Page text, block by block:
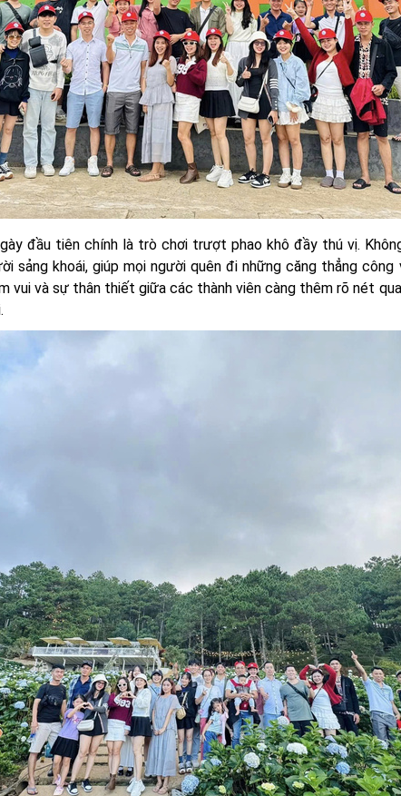
đầu tiên chính là trò chơi trượt phao khô đầy thú vị.
sảng khoái, giúp mọi người quên đi những căng thẳng
vui và sự thân thiết giữa các thành viên càng thêm rõ nét